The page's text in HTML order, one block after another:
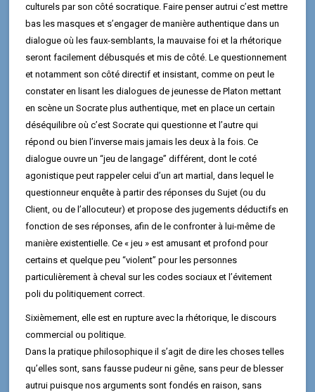
culturels par son côté socratique. Faire penser autrui c’est mettre
bas les masques et s’engager de manière authentique dans un
dialogue où les faux-semblants, la mauvaise foi et la rhétorique
seront facilement débusqués et mis de côté. Le questionnement
et notamment son côté directif et insistant, comme on peut le
constater en lisant les dialogues de jeunesse de Platon mettant
en scène un Socrate plus authentique, met en place un certain
déséquilibre où c’est Socrate qui questionne et l’autre qui
répond ou bien l’inverse mais jamais les deux à la fois. Ce
dialogue ouvre un “jeu de langage” différent, dont le coté
agonistique peut rappeler celui d’un art martial, dans lequel le
questionneur enquête à partir des réponses du Sujet (ou du
Client, ou de l’allocuteur) et propose des jugements déductifs en
fonction de ses réponses, afin de le confronter à lui-même de
manière existentielle. Ce « jeu » est amusant et profond pour
certains et quelque peu “violent” pour les personnes
particulièrement à cheval sur les codes sociaux et l’évitement
poli du politiquement correct.
Sixièmement, elle est en rupture avec la rhétorique, le discours
commercial ou politique.
Dans la pratique philosophique il s’agit de dire les choses telles
qu’elles sont, sans fausse pudeur ni gêne, sans peur de blesser
autrui puisque nos arguments sont fondés en raison, sans